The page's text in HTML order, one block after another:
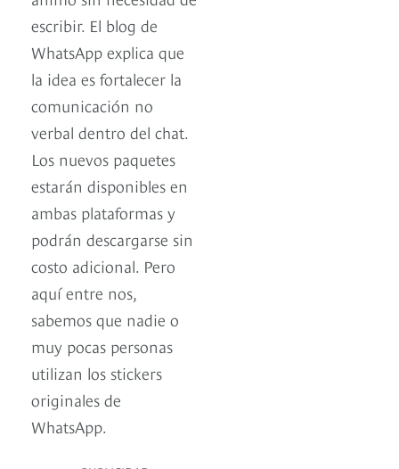
escribir. El blog de
WhatsApp explica que
la idea es fortalecer la
comunicación no
verbal dentro del chat.
Los nuevos paquetes
estarán disponibles en
ambas plataformas y
podrán descargarse sin
costo adicional. Pero
aquí entre nos,
sabemos que nadie o
muy pocas personas
utilizan los stickers
originales de
WhatsApp.